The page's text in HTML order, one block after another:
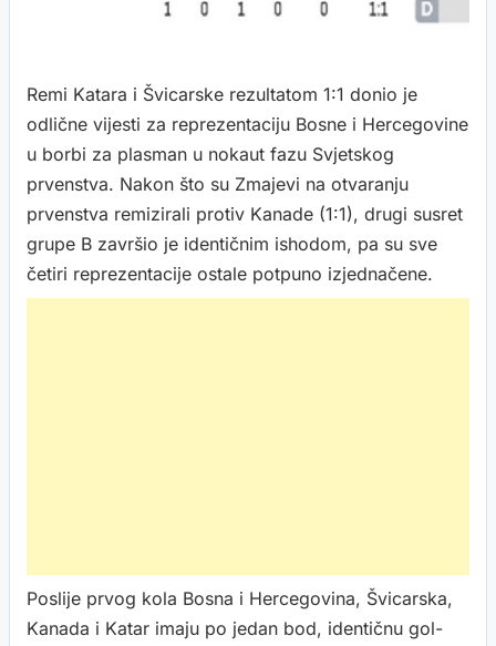
Remi Katara i Švicarske rezultatom 1:1 donio je
odlične vijesti za reprezentaciju Bosne i Hercegovine
u borbi za plasman u nokaut fazu Svjetskog
prvenstva. Nakon što su Zmajevi na otvaranju
prvenstva remizirali protiv Kanade (1:1), drugi susret
grupe B završio je identičnim ishodom, pa su sve
četiri reprezentacije ostale potpuno izjednačene.
Poslije prvog kola Bosna i Hercegovina, Švicarska,
Kanada i Katar imaju po jedan bod, identičnu gol-